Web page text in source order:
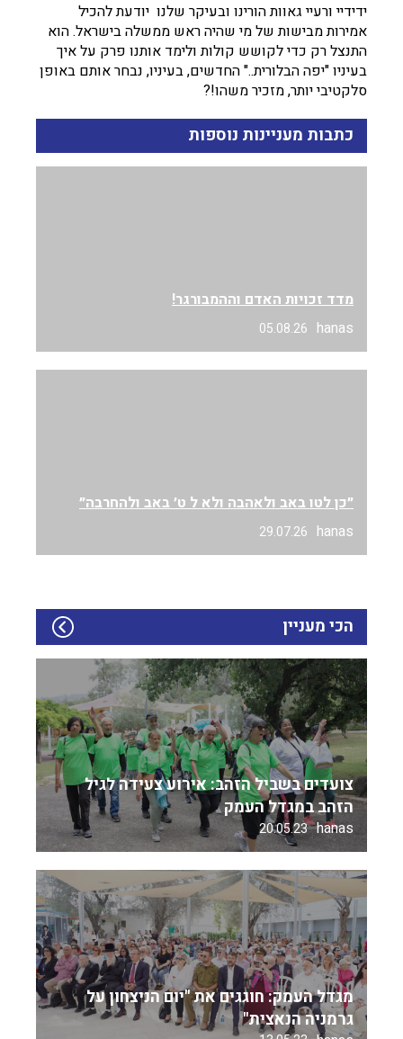
ידידיי ורעיי גאוות הורינו ובעיקר שלנו יודעת להכיל
אמירות מבישות של מי שהיה ראש ממשלה בישראל. הוא
התנצל רק כדי לקושש קולות ולימד אותנו פרק על איך
בעיניו "יפה הבלורית.." החדשים, בעיניו, נבחר אותם באופן
סלקטיבי יותר, מזכיר משהו!?
כתבות מעניינות נוספות
מדד זכויות האדם וההמבורגר!
hanas
05.08.26
״כן לטו באב ולאהבה ולא ל ט׳ באב ולהחרבה״
hanas
29.07.26
הכי מעניין
צועדים בשביל הזהב: אירוע צעידה לגיל
הזהב במגדל העמק
hanas
20.05.23
מגדל העמק: חוגגים את "יום הניצחון על
גרמניה הנאצית"